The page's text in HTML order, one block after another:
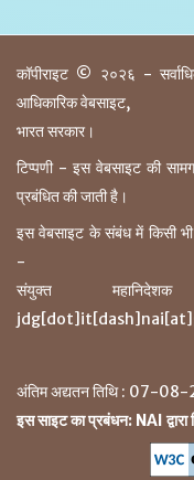
कॉपीराइट © २०२६ -
आधिकारिक वेबसाइट,
भारत सरकार।
टिप्पणी - इस वेबसाइट की
प्रबंधित की जाती है।
इस वेबसाइट के संबंध में किसी
-
संयुक्त
अंतिम अद्यतन तिथि : 07-
इस साइट का प्रबंधन: NAI द्वारा